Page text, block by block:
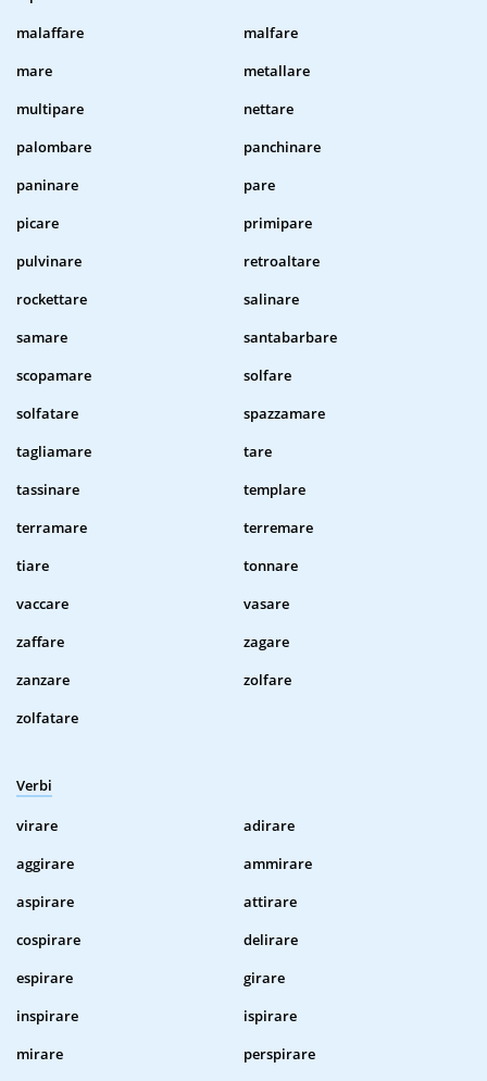
malaffare
malfare
mare
metallare
multipare
nettare
palombare
panchinare
paninare
pare
picare
primipare
pulvinare
retroaltare
rockettare
salinare
samare
santabarbare
scopamare
solfare
solfatare
spazzamare
tagliamare
tare
tassinare
templare
terramare
terremare
tiare
tonnare
vaccare
vasare
zaffare
zagare
zanzare
zolfare
zolfatare
Verbi
virare
adirare
aggirare
ammirare
aspirare
attirare
cospirare
delirare
espirare
girare
inspirare
ispirare
mirare
perspirare